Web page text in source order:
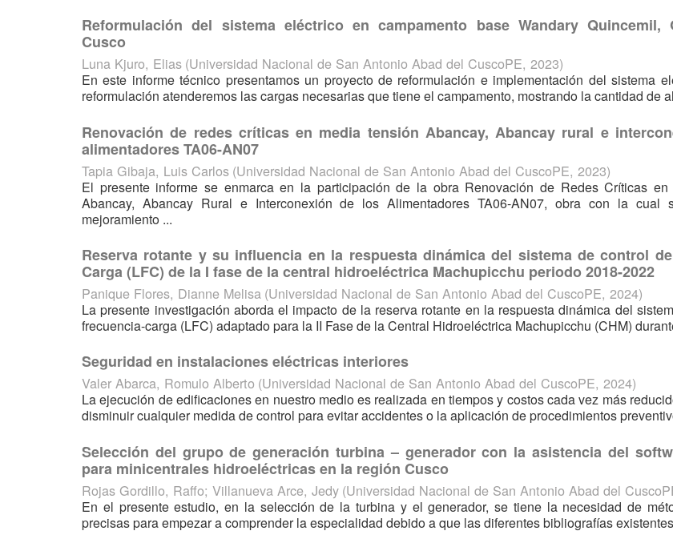
Reformulación del sistema eléctrico en campamento base Wandary Quincemil,
Cusco
Luna Kjuro, Elias (Universidad Nacional de San Antonio Abad del CuscoPE, 2023)
En este informe técnico presentamos un proyecto de reformulación e implementación del sistema
reformulación atenderemos las cargas necesarias que tiene el campamento, mostrando la cantidad de
Renovación de redes críticas en media tensión Abancay, Abancay rural e
alimentadores TA06-AN07
Tapia Gibaja, Luis Carlos (Universidad Nacional de San Antonio Abad del CuscoPE, 2023)
El presente informe se enmarca en la participación de la obra Renovación de Redes Críticas en
Abancay, Abancay Rural e Interconexión de los Alimentadores TA06-AN07, obra con la cual
mejoramiento ...
Reserva rotante y su influencia en la respuesta dinámica del sistema de control
Carga (LFC) de la I fase de la central hidroeléctrica Machupicchu periodo 2018-2022
Panique Flores, Dianne Melisa (Universidad Nacional de San Antonio Abad del CuscoPE, 2024)
La presente investigación aborda el impacto de la reserva rotante en la respuesta dinámica del
frecuencia-carga (LFC) adaptado para la II Fase de la Central Hidroeléctrica Machupicchu (CHM)
Seguridad en instalaciones eléctricas interiores
Valer Abarca, Romulo Alberto (Universidad Nacional de San Antonio Abad del CuscoPE, 2024)
La ejecución de edificaciones en nuestro medio es realizada en tiempos y costos cada vez más
disminuir cualquier medida de control para evitar accidentes o la aplicación de procedimientos
Selección del grupo de generación turbina – generador con la asistencia del
para minicentrales hidroeléctricas en la región Cusco
Rojas Gordillo, Raffo; Villanueva Arce, Jedy (Universidad Nacional de San Antonio Abad del
En el presente estudio, en la selección de la turbina y el generador, se tiene la necesidad de
precisas para empezar a comprender la especialidad debido a que las diferentes bibliografías